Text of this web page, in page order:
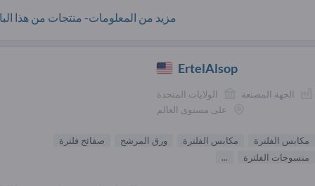
مزيد من المعلومات- منتجات من هذا
ErtelAlsop
الجهة المصنعة
الولايات المتحدة
على مستوى العالم
مكابس الفلترة مكابس الفلترة ورق المرشح
صفائح فلترة
منسوجات الفلترة
...